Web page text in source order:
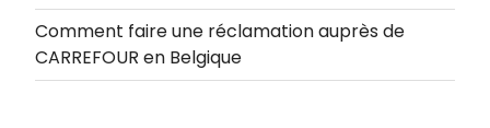
Comment faire une réclamation auprès de
CARREFOUR en Belgique